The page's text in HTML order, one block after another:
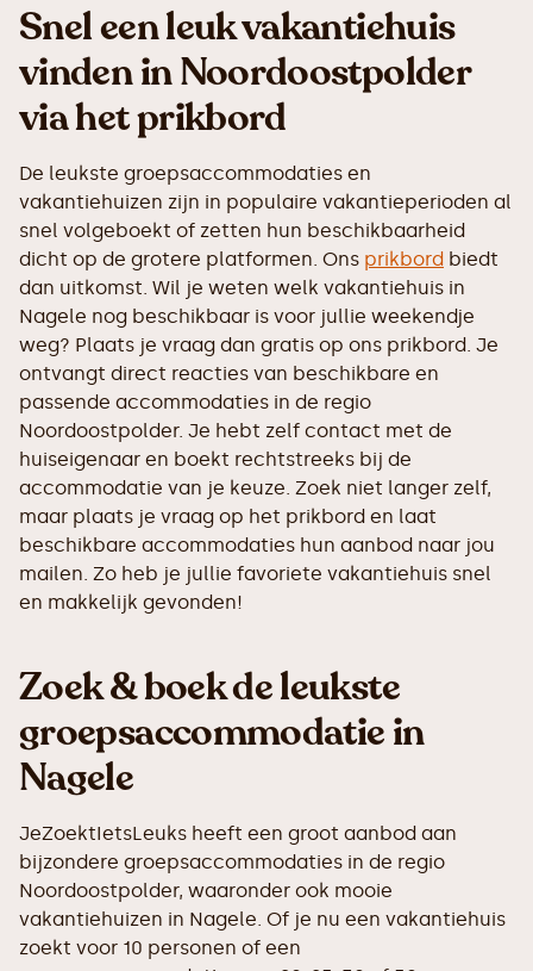
Snel een leuk vakantiehuis
vinden in Noordoostpolder
via het prikbord
De leukste groepsaccommodaties en
vakantiehuizen zijn in populaire vakantieperioden al
snel volgeboekt of zetten hun beschikbaarheid
dicht op de grotere platformen. Ons prikbord biedt
dan uitkomst. Wil je weten welk vakantiehuis in
Nagele nog beschikbaar is voor jullie weekendje
weg? Plaats je vraag dan gratis op ons prikbord. Je
ontvangt direct reacties van beschikbare en
passende accommodaties in de regio
Noordoostpolder. Je hebt zelf contact met de
huiseigenaar en boekt rechtstreeks bij de
accommodatie van je keuze. Zoek niet langer zelf,
maar plaats je vraag op het prikbord en laat
beschikbare accommodaties hun aanbod naar jou
mailen. Zo heb je jullie favoriete vakantiehuis snel
en makkelijk gevonden!
Zoek & boek de leukste
groepsaccommodatie in
Nagele
JeZoektIetsLeuks heeft een groot aanbod aan
bijzondere groepsaccommodaties in de regio
Noordoostpolder, waaronder ook mooie
vakantiehuizen in Nagele. Of je nu een vakantiehuis
zoekt voor 10 personen of een